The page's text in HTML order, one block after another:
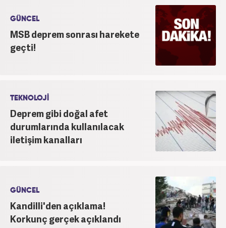
GÜNCEL
MSB deprem sonrası harekete
geçti!
TEKNOLOJİ
Deprem gibi doğal afet
durumlarında kullanılacak
iletişim kanalları
GÜNCEL
Kandilli'den açıklama!
Korkunç gerçek açıklandı